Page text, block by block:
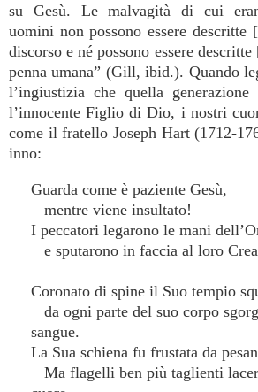
su Gesù. Le malvagità di cui
uomini non possono essere descritte
discorso e né possono essere
penna umana” (Gill, ibid.). Quando
l’ingiustizia che quella
l’innocente Figlio di Dio, i nostri
come il fratello Joseph Hart (1712-
inno:
Guarda come è paziente Gesù,
mentre viene insultato!
I peccatori legarono le mani
e sputarono in faccia al loro
Coronato di spine il Suo tempio
da ogni parte del suo corpo
sangue.
La Sua schiena fu frustata da
Ma flagelli ben più taglienti